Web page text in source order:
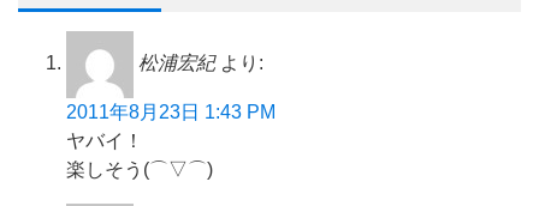
松浦宏紀 より:
2011年8月23日 1:43 PM
ヤバイ！
楽しそう(⌒▽⌒)